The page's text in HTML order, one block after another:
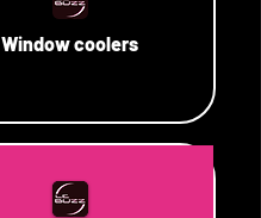
Window coolers